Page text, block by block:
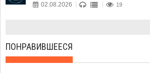
02.08.2026 19
ПОНРАВИВШЕЕСЯ